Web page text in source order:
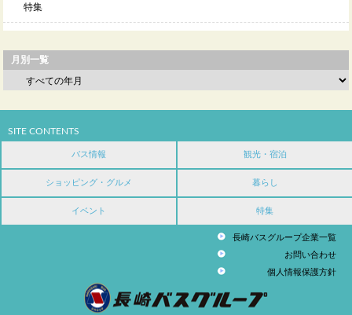
特集
月別一覧
SITE CONTENTS
バス情報 観光・宿泊
ショッピング・グルメ 暮らし
イベント 特集
長崎バスグループ企業一覧
お問い合わせ
個人情報保護方針